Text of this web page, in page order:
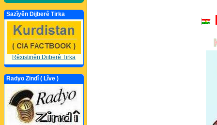
Sazîyên Dijberê Tirka
Rêxistinên Dijberê Tirka
Radyo Zindî ( Lîve )